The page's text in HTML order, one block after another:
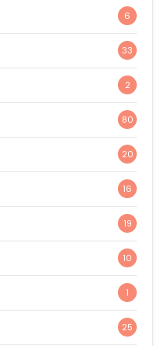
6
33
2
80
20
16
19
10
1
25